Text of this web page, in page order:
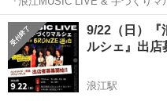
2024年9月22日(日) 開催 入場無
シェがコラボしたイベントを、
福島 双葉郡 浪江駅
9/22（日）『
ルシェ』出店
浪江駅